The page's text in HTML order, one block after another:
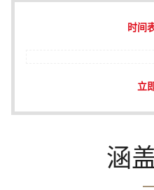
时间
立
涵